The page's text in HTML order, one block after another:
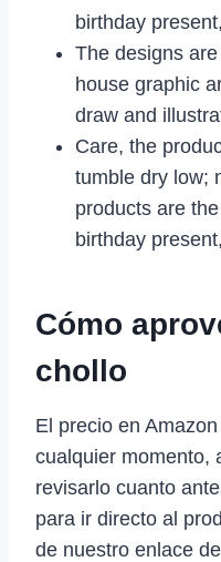
birthday
The designs
house graphic
draw and
Care, the
tumble dry low;
products are
birthday
Cómo
chollo
El precio en
cualquier momento,
revisarlo cuanto
para ir directo al
de nuestro enlace